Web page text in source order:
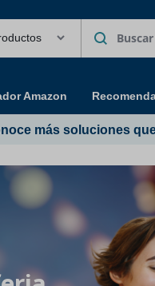
Amazon
más soluciones